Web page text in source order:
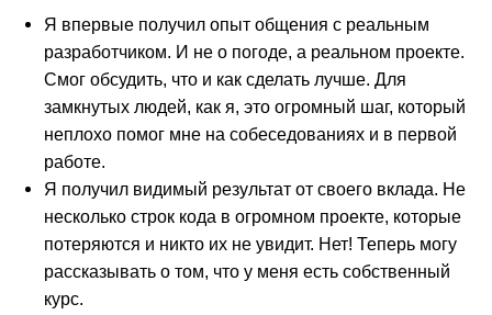
Я впервые получил опыт общения с реальным
разработчиком. И не о погоде, а реальном проекте.
Смог обсудить, что и как сделать лучше. Для
замкнутых людей, как я, это огромный шаг, который
неплохо помог мне на собеседованиях и в первой
работе.
Я получил видимый результат от своего вклада. Не
несколько строк кода в огромном проекте, которые
потеряются и никто их не увидит. Нет! Теперь могу
рассказывать о том, что у меня есть собственный
курс.